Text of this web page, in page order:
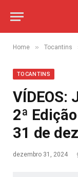
Home » Tocantins
TOCANTINS
VÍDEOS:
2ª
31 de
dezembro 31, 2024